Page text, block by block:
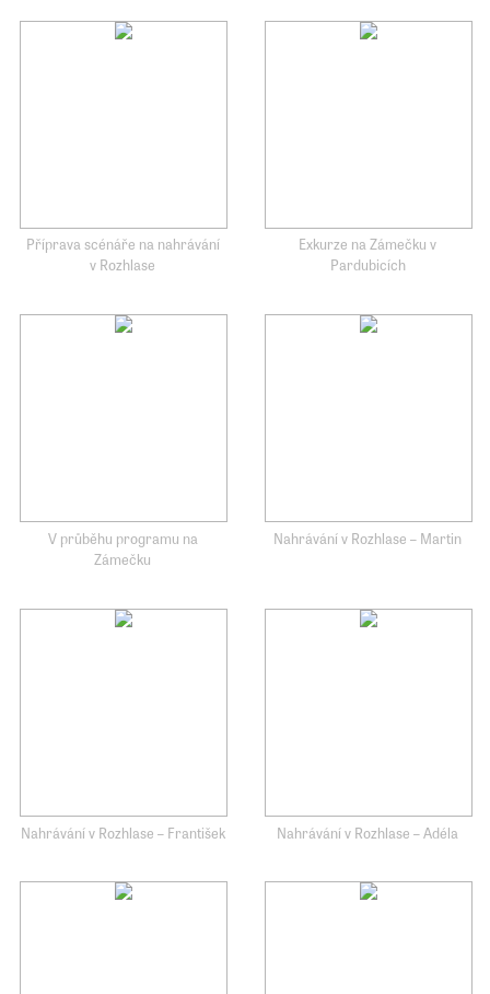
Příprava scénáře na nahrávání
v Rozhlase
Exkurze na Zámečku v
Pardubicích
V průběhu programu na
Zámečku
Nahrávání v Rozhlase – Martin
Nahrávání v Rozhlase – František Nahrávání v Rozhlase – Adéla